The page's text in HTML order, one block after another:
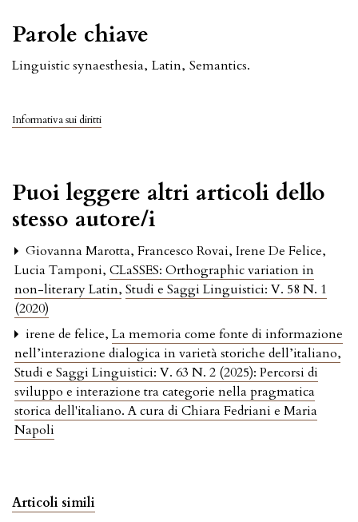
Parole chiave
Linguistic synaesthesia, Latin, Semantics.
Informativa sui diritti
Puoi leggere altri articoli dello
stesso autore/i
Giovanna Marotta, Francesco Rovai, Irene De Felice,
Lucia Tamponi, CLaSSES: Orthographic variation in
non-literary Latin, Studi e Saggi Linguistici: V. 58 N. 1
(2020)
irene de felice, La memoria come fonte di informazione
nell’interazione dialogica in varietà storiche dell’italiano,
Studi e Saggi Linguistici: V. 63 N. 2 (2025): Percorsi di
sviluppo e interazione tra categorie nella pragmatica
storica dell'italiano. A cura di Chiara Fedriani e Maria
Napoli
Articoli simili